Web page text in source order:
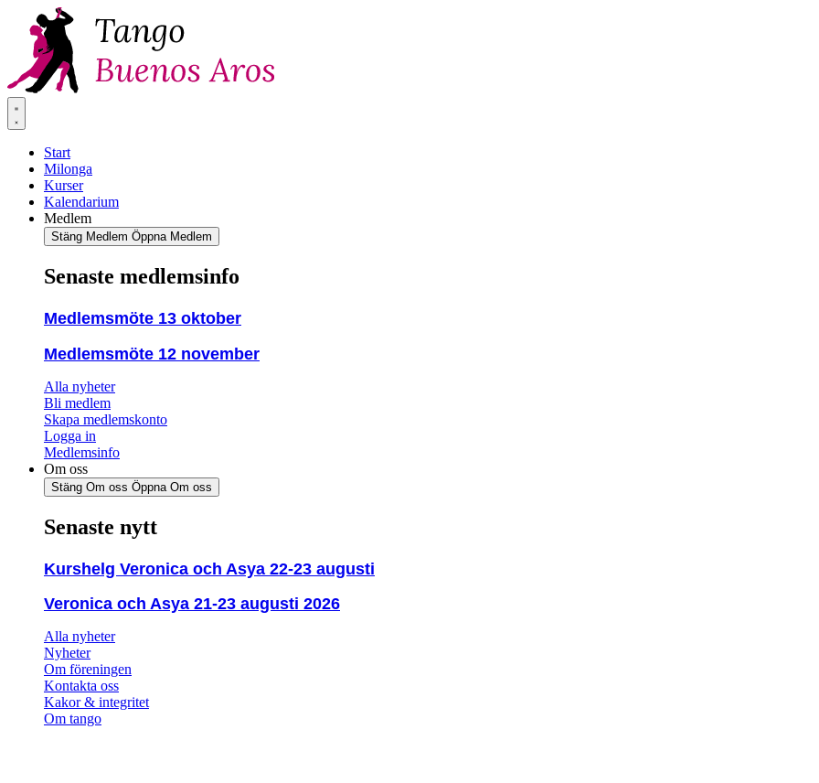
Hoppa
innehåll
Start
Milonga
Kurser
Kalendarium
Medlem
Stäng Medlem Öppna Medlem
Senaste medlemsinfo
Medlemsmöte 13 oktober
Medlemsmöte 12 november
Alla nyheter
Bli medlem
Skapa medlemskonto
Logga in
Medlemsinfo
Om oss
Stäng Om oss Öppna Om oss
Senaste nytt
Kurshelg Veronica och Asya 22-23 augusti
Veronica och Asya 21-23 augusti 2026
Alla nyheter
Nyheter
Om föreningen
Kontakta oss
Kakor & integritet
Om tango